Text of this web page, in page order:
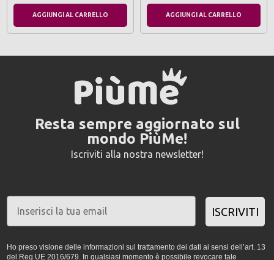
AGGIUNGI AL CARRELLO AGGIUNGI AL CARRELLO
Resta sempre aggiornato sul
mondo PiùMe!
Iscriviti alla nostra newsletter!
ISCRIVITI
Ho preso visione delle informazioni sul trattamento dei dati ai sensi dell’art. 13
del Reg UE 2016/679. In qualsiasi momento è possibile revocare tale